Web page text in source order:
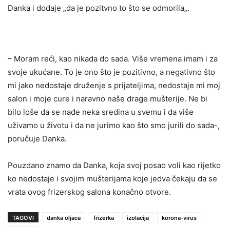
Danka i dodaje „da je pozitvno to što se odmorila„.
– Moram reći, kao nikada do sada. Više vremena imam i za
svoje ukućane. To je ono što je pozitivno, a negativno što
mi jako nedostaje druženje s prijateljima, nedostaje mi moj
salon i moje cure i naravno naše drage mušterije. Ne bi
bilo loše da se nađe neka sredina u svemu i da više
uživamo u životu i da ne jurimo kao što smo jurili do sada-,
poručuje Danka.
Pouzdano znamo da Danka, koja svoj posao voli kao rijetko
ko nedostaje i svojim mušterijama koje jedva čekaju da se
vrata ovog frizerskog salona konačno otvore.
TAGOVI danka oljaca frizerka izolacija korona-virus